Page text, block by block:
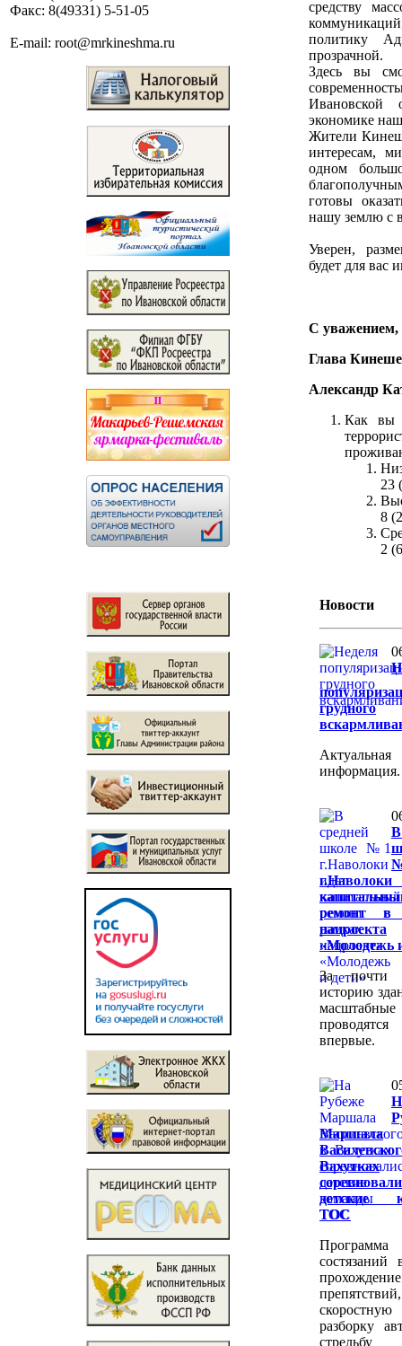
Факс: 8(49331) 5-51-05
E-mail: root@mrkineshma.ru
средству
политику
прозрачной.
Здесь вы
Ивановской
экономике
Жители
интересам,
одном
готовы
нашу землю с
Уверен,
будет для вас
С уважением,
Глава
Александр
Как вы
23
8
2
Новости
грудного
Актуальная
информация.
В
ремонт в
нацроекта
«Молодежь
За почти
историю
впервые.
Маршала
Вахутках
детские
ТОС
Программа
состязаний
препятствий,
разборку